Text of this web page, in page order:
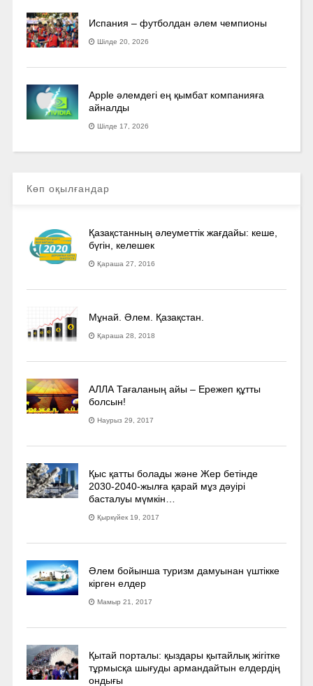
Испания – футболдан әлем чемпионы
Шілде 20, 2026
Apple әлемдегі ең қымбат компанияға
айналды
Шілде 17, 2026
Көп оқылғандар
Қазақстанның әлеуметтік жағдайы: кеше,
бүгін, келешек
Қараша 27, 2016
Мұнай. Әлем. Қазақстан.
Қараша 28, 2018
АЛЛА Тағаланың айы – Ережеп құтты
болсын!
Наурыз 29, 2017
Қыс қатты болады және Жер бетінде
2030-2040­-жылға қарай мұз дәуірі
басталуы мүмкін…
Қыркүйек 19, 2017
Әлем бойынша туризм дамуынан үштікке
кірген елдер
Мамыр 21, 2017
Қытай порталы: қыздары қытайлық жігітке
тұрмысқа шығуды армандайтын елдердің
ондығы